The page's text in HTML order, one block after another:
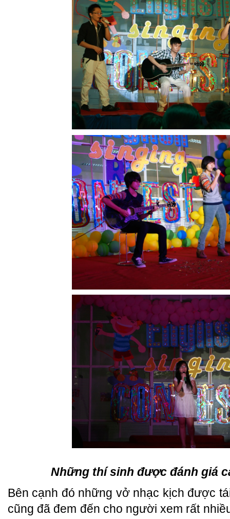
Những thí sinh được đánh giá
Bên cạnh đó những vở nhạc kịch được
cũng đã đem đến cho người xem rất